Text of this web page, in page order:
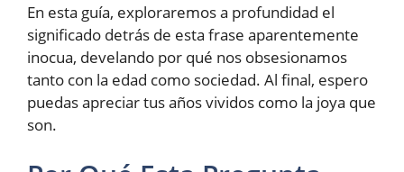
En esta guía, exploraremos a profundidad el
significado detrás de esta frase aparentemente
inocua, develando por qué nos obsesionamos
tanto con la edad como sociedad. Al final, espero
puedas apreciar tus años vividos como la joya que
son.